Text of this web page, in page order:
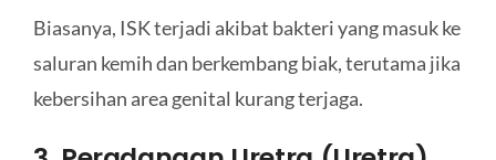
Biasanya, ISK terjadi akibat bakteri yang masuk ke
saluran kemih dan berkembang biak, terutama jika
kebersihan area genital kurang terjaga.